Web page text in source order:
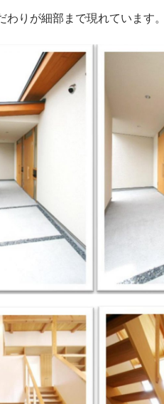
わりが細部まで現れています。